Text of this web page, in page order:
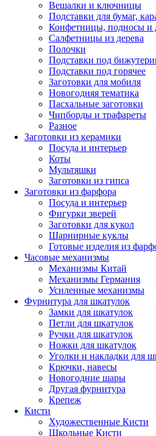
Вешалки и ключницы
Подставки для бумаг,
Конфетницы, подносы и
Салфетницы из дерева
Полочки
Подставки под
Подставки под горячее
Заготовки для мобиля
Новогодняя тематика
Пасхальные заготовки
Чипборды и трафареты
Разное
Заготовки из керамики
Посуда и интерьер
Коты
Мультяшки
Заготовки из гипса
Заготовки из фарфора
Посуда и интерьер
Фигурки зверей
Заготовки для кукол
Шарнирные куклы
Готовые изделия из
Часовые механизмы
Механизмы Китай
Механизмы Германия
Усиленные механизмы
Фурнитура для шкатулок
Замки для шкатулок
Петли для шкатулок
Ручки для шкатулок
Ножки для шкатулок
Уголки и накладки для
Крючки, навесы
Новогодние шары
Другая фурнитура
Крепеж
Кисти
Художественные Кисти
Школьные Кисти